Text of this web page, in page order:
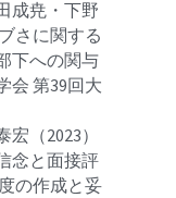
成尭・下野
さに関する
下への関与
会 第39回大
宏（2023）
念と面接評
の作成と妥